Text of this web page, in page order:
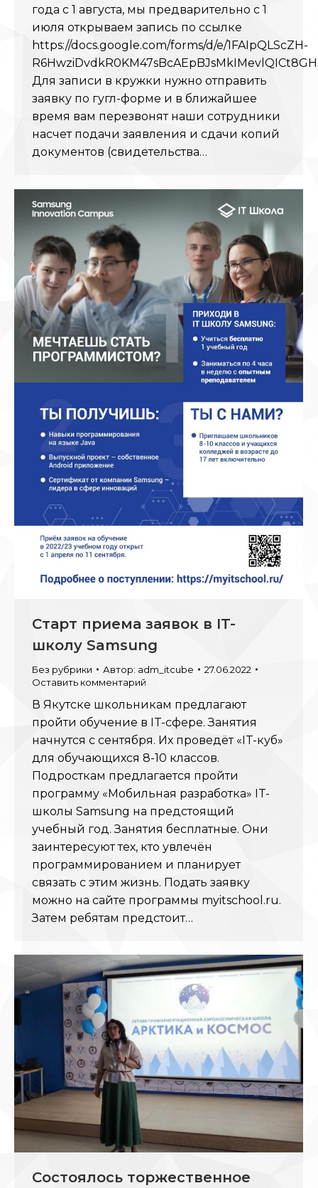
года с 1 августа, мы предварительно с 1
июля открываем запись по ссылке
https://docs.google.com/forms/d/e/1FAIpQLScZH-
Для записи в кружки нужно отправить
заявку по гугл-форме и в ближайшее
время вам перезвонят наши сотрудники
насчет подачи заявления и сдачи копий
документов (свидетельства…
Старт приема заявок в IT-
школу Samsung
Без рубрики Автор: adm_itcube
27.06.2022
Оставить комментарий
В Якутске школьникам предлагают
пройти обучение в IT-сфере. Занятия
начнутся с сентября. Их проведёт «IT-куб»
для обучающихся 8-10 классов.
Подросткам предлагается пройти
программу «Мобильная разработка» IT-
школы Samsung на предстоящий
учебный год. Занятия бесплатные. Они
заинтересуют тех, кто увлечён
программированием и планирует
связать с этим жизнь. Подать заявку
можно на сайте программы myitschool.ru.
Затем ребятам предстоит…
Состоялось торжественное